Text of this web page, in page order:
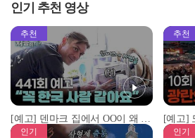
인기 추천 영상
추천
[예고] 덴마크 집에서 OO이 왜 나와...? 이상할 정도로 한국을 사랑하는 우리 형을 제보합니다!
추천
인기 인기